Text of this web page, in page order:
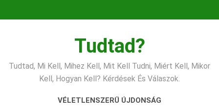
Tudtad?
Tudtad, Mi Kell, Mihez Kell, Mit Kell Tudni, Miért Kell, Mikor
Kell, Hogyan Kell? Kérdések És Válaszok.
VÉLETLENSZERŰ ÚJDONSÁG